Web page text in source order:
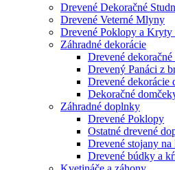
Drevené Dekoračné
Drevené Veterné Mlyny
Drevené Poklopy a Kryty
Záhradné dekorácie
Drevené
Drevený Panáci z
Drevené dekorácie
Dekoračné
Záhradné doplnky
Drevené Poklopy
Ostatné drevené
Drevené stojany na
Drevené búdky a